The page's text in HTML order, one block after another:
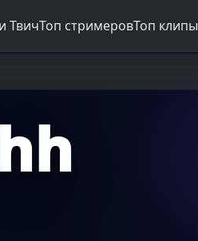
ТвичТоп стримеровТоп клипы